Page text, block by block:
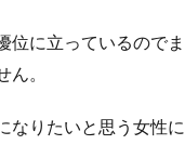
繰り返してし
感から、もう...
位に立っているので
ん。
なりたいと思う女性